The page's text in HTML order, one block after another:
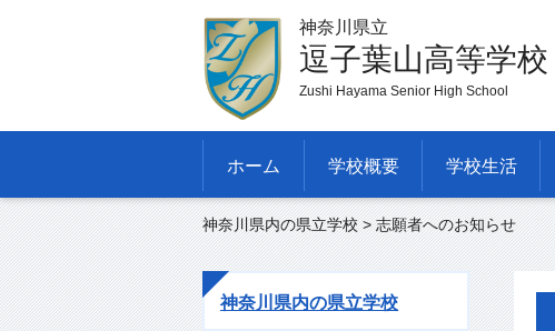
神奈川県立
逗子葉山高等学校
Zushi Hayama Senior High School
ホーム 学校概要 学校生活
神奈川県内の県立学校> 志願者へのお知らせ
神奈川県内の県立学校